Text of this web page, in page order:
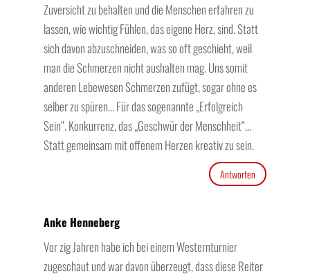
Zuversicht zu behalten und die Menschen erfahren zu
lassen, wie wichtig Fühlen, das eigene Herz, sind. Statt
sich davon abzuschneiden, was so oft geschieht, weil
man die Schmerzen nicht aushalten mag. Uns somit
anderen Lebewesen Schmerzen zufügt, sogar ohne es
selber zu spüren… Für das sogenannte „Erfolgreich
Sein“. Konkurrenz, das „Geschwür der Menschheit“…
Statt gemeinsam mit offenem Herzen kreativ zu sein.
Antworten
Anke Henneberg
Vor zig Jahren habe ich bei einem Westernturnier
zugeschaut und war davon überzeugt, dass diese Reiter